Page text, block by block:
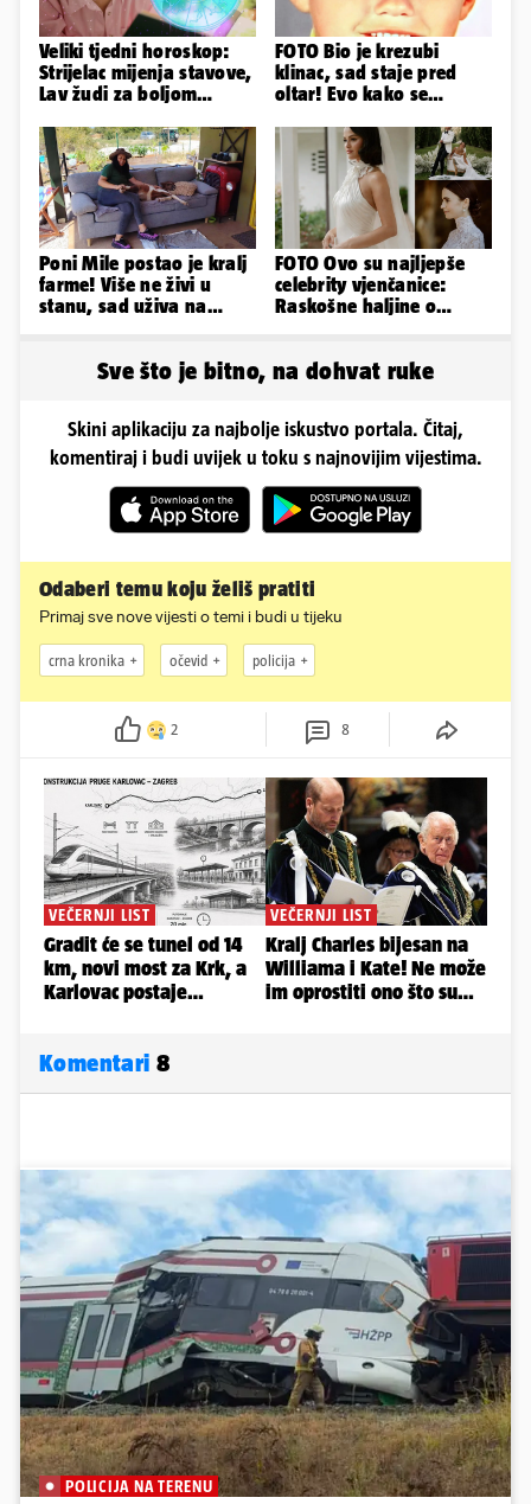
Veliki tjedni horoskop:
Strijelac mijenja stavove,
Lav žudi za boljom
FOTO Bio je krezubi
klinac, sad staje pred
oltar! Evo kako se
najvećih...
Poni Mile postao je kralj
farme! Više ne živi u
stanu, sad uživa na
FOTO Ovo su najljepše
celebrity vjenčanice:
Raskošne haljine o
Sve što je bitno, na dohvat ruke
Skini aplikaciju za najbolje iskustvo portala. Čitaj,
komentiraj i budi uvijek u toku s najnovijim vijestima.
Odaberi temu koju želiš pratiti
Primaj sve nove vijesti o temi i budi u tijeku
crna kronika očevid policija
2 8
Komentari 8
POLICIJA NA TERENU